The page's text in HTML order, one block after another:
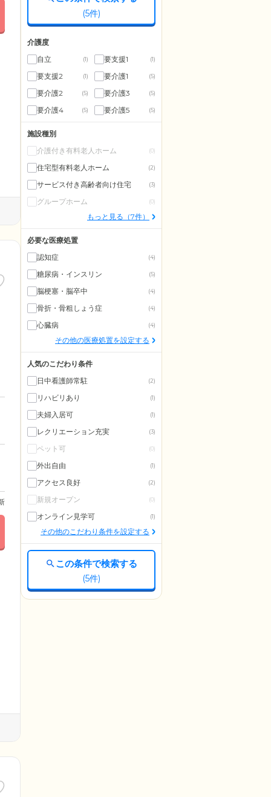
(5件)
介護度
自立
(1) 要支援1 (1)
要支援2 (1) 要介護1 (5)
要介護2 (5) 要介護3 (5)
要介護4 (5) 要介護5 (5)
施設種別
介護付き有料老人ホーム
(0)
住宅型有料老人ホーム (2)
サービス付き高齢者向け住宅 (3)
グループホーム (0)
もっと見る（7件）
必要な医療処置
認知症
(4)
糖尿病・インスリン (5)
脳梗塞・脳卒中 (4)
骨折・骨粗しょう症 (4)
心臓病 (4)
その他の医療処置を設定する
人気のこだわり条件
日中看護師常駐
(2)
リハビリあり (1)
夫婦入居可 (1)
レクリエーション充実 (3)
ペット可 (0)
外出自由 (1)
アクセス良好 (2)
新規オープン (0)
オンライン見学可 (1)
その他のこだわり条件を設定する
この条件で検索する
(5件)